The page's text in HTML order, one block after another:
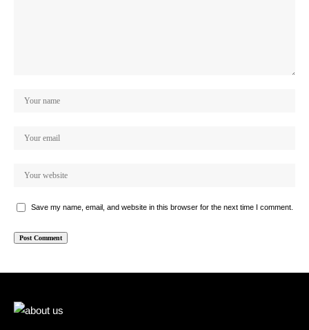
Save my name, email, and website in this browser for the next time I comment.